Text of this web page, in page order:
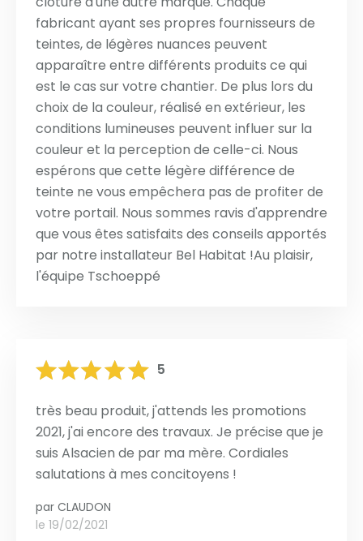
fabricant ayant ses propres fournisseurs de
teintes, de légères nuances peuvent
apparaître entre différents produits ce qui
est le cas sur votre chantier. De plus lors du
choix de la couleur, réalisé en extérieur, les
conditions lumineuses peuvent influer sur la
couleur et la perception de celle-ci. Nous
espérons que cette légère différence de
teinte ne vous empêchera pas de profiter de
votre portail. Nous sommes ravis d'apprendre
que vous êtes satisfaits des conseils apportés
par notre installateur Bel Habitat !Au plaisir,
l'équipe Tschoeppé
5
très beau produit, j'attends les promotions
2021, j'ai encore des travaux. Je précise que je
suis Alsacien de par ma mère. Cordiales
salutations à mes concitoyens !
par CLAUDON
le 19/02/2021